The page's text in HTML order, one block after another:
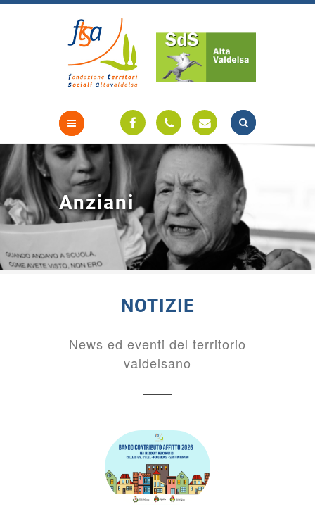
Anziani
NOTIZIE
News ed eventi del territorio
valdelsano